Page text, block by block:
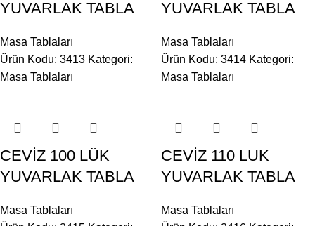
YUVARLAK TABLA
Masa Tablaları
Ürün Kodu: 3413 Kategori:
Masa Tablaları
YUVARLAK TABLA
Masa Tablaları
Ürün Kodu: 3414 Kategori:
Masa Tablaları
CEVİZ 100 LÜK
YUVARLAK TABLA
Masa Tablaları
CEVİZ 110 LUK
YUVARLAK TABLA
Masa Tablaları